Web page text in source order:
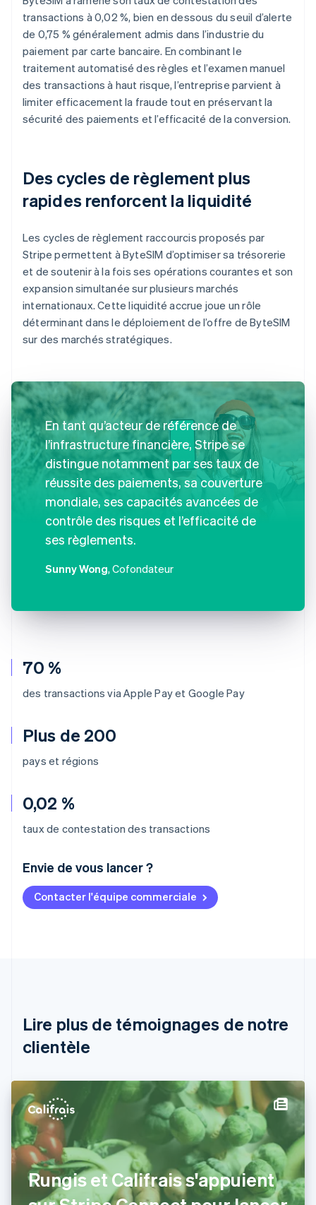
70 %
des transactions via Apple Pay et Google Pay
Plus de 200
pays et régions
0,02 %
taux de contestation des transactions
Envie de vous lancer ?
Contacter l'équipe commerciale
transactions à 0,02 %, bien en dessous du seuil d’alerte
de 0,75 % généralement admis dans l’industrie du
paiement par carte bancaire. En combinant le
traitement automatisé des règles et l’examen manuel
des transactions à haut risque, l’entreprise parvient à
limiter efficacement la fraude tout en préservant la
sécurité des paiements et l’efficacité de la conversion.
Des cycles de règlement plus
rapides renforcent la liquidité
Les cycles de règlement raccourcis proposés par
Stripe permettent à ByteSIM d’optimiser sa trésorerie
et de soutenir à la fois ses opérations courantes et son
expansion simultanée sur plusieurs marchés
internationaux. Cette liquidité accrue joue un rôle
déterminant dans le déploiement de l’offre de ByteSIM
sur des marchés stratégiques.
En tant qu’acteur de référence de
l’infrastructure financière, Stripe se
distingue notamment par ses taux de
réussite des paiements, sa couverture
mondiale, ses capacités avancées de
contrôle des risques et l’efficacité de
ses règlements.
Sunny Wong, Cofondateur
Lire plus de témoignages de notre
clientèle
Rungis et Califrais s'appuient
Allemagne
Brésil
PortuguêsEnglish
Bulgarie
Chine continentale
简体中文
Chypre
English
Croatie
English Italiano
Danemark
English